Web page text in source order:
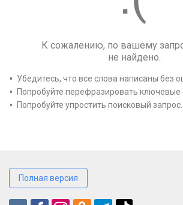
К сожалению, по вашему
не найдено.
Убедитесь, что все слова написаны без
Попробуйте перефразировать ключевые
Попробуйте упростить поисковый запрос.
Полная версия